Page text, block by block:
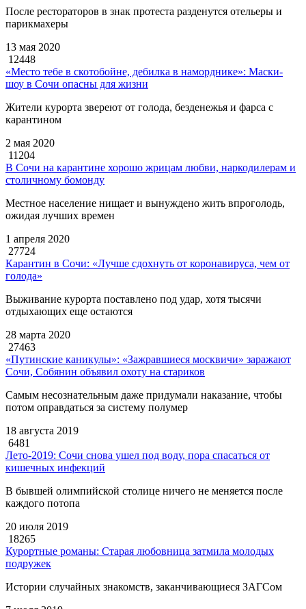
После рестораторов в знак протеста разденутся отельеры и
парикмахеры
13 мая 2020
12448
«Место тебе в скотобойне, дебилка в наморднике»: Маски-
шоу в Сочи опасны для жизни
Жители курорта звереют от голода, безденежья и фарса с
карантином
2 мая 2020
11204
В Сочи на карантине хорошо жрицам любви, наркодилерам и
столичному бомонду
Местное население нищает и вынуждено жить впроголодь,
ожидая лучших времен
1 апреля 2020
27724
Карантин в Сочи: «Лучше сдохнуть от коронавируса, чем от
голода»
Выживание курорта поставлено под удар, хотя тысячи
отдыхающих еще остаются
28 марта 2020
27463
«Путинские каникулы»: «Зажравшиеся москвичи» заражают
Сочи, Собянин объявил охоту на стариков
Самым несознательным даже придумали наказание, чтобы
потом оправдаться за систему полумер
18 августа 2019
6481
Лето-2019: Сочи снова ушел под воду, пора спасаться от
кишечных инфекций
В бывшей олимпийской столице ничего не меняется после
каждого потопа
20 июля 2019
18265
Курортные романы: Старая любовница затмила молодых
подружек
Истории случайных знакомств, заканчивающиеся ЗАГСом